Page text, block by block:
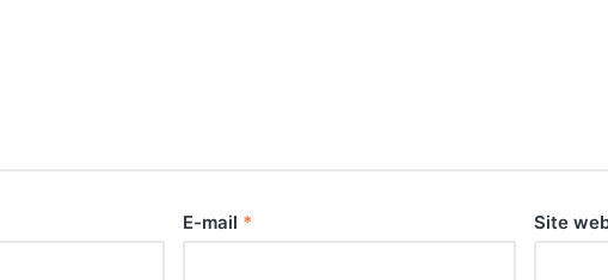
E-mail * Site